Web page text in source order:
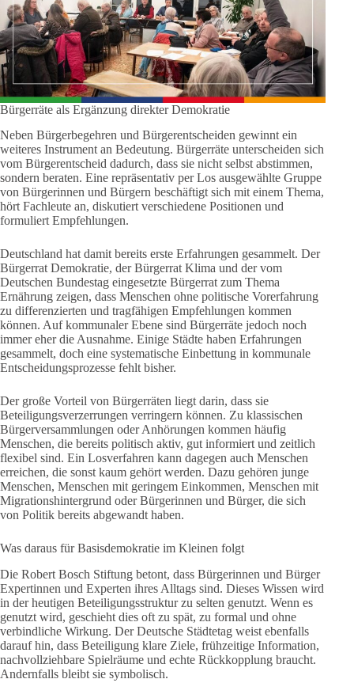
Bürgerräte als Ergänzung direkter Demokratie
Neben Bürgerbegehren und Bürgerentscheiden gewinnt ein
weiteres Instrument an Bedeutung. Bürgerräte unterscheiden sich
vom Bürgerentscheid dadurch, dass sie nicht selbst abstimmen,
sondern beraten. Eine repräsentativ per Los ausgewählte Gruppe
von Bürgerinnen und Bürgern beschäftigt sich mit einem Thema,
hört Fachleute an, diskutiert verschiedene Positionen und
formuliert Empfehlungen.
Deutschland hat damit bereits erste Erfahrungen gesammelt. Der
Bürgerrat Demokratie, der Bürgerrat Klima und der vom
Deutschen Bundestag eingesetzte Bürgerrat zum Thema
Ernährung zeigen, dass Menschen ohne politische Vorerfahrung
zu differenzierten und tragfähigen Empfehlungen kommen
können. Auf kommunaler Ebene sind Bürgerräte jedoch noch
immer eher die Ausnahme. Einige Städte haben Erfahrungen
gesammelt, doch eine systematische Einbettung in kommunale
Entscheidungsprozesse fehlt bisher.
Der große Vorteil von Bürgerräten liegt darin, dass sie
Beteiligungsverzerrungen verringern können. Zu klassischen
Bürgerversammlungen oder Anhörungen kommen häufig
Menschen, die bereits politisch aktiv, gut informiert und zeitlich
flexibel sind. Ein Losverfahren kann dagegen auch Menschen
erreichen, die sonst kaum gehört werden. Dazu gehören junge
Menschen, Menschen mit geringem Einkommen, Menschen mit
Migrationshintergrund oder Bürgerinnen und Bürger, die sich
von Politik bereits abgewandt haben.
Was daraus für Basisdemokratie im Kleinen folgt
Die Robert Bosch Stiftung betont, dass Bürgerinnen und Bürger
Expertinnen und Experten ihres Alltags sind. Dieses Wissen wird
in der heutigen Beteiligungsstruktur zu selten genutzt. Wenn es
genutzt wird, geschieht dies oft zu spät, zu formal und ohne
verbindliche Wirkung. Der Deutsche Städtetag weist ebenfalls
darauf hin, dass Beteiligung klare Ziele, frühzeitige Information,
nachvollziehbare Spielräume und echte Rückkopplung braucht.
Andernfalls bleibt sie symbolisch.